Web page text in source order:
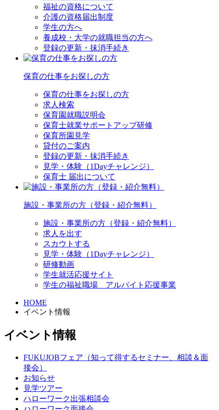
福祉の資格について
介護の資格届出制度
学生の方へ
養成校・大学の就職担当の方へ
登録の更新・抹消手続き
保育の仕事をお探しの方
保育の仕事をお探しの方
求人検索
保育園就職説明会
保育士就業サポートアップ研修
保育所園見学
貸付のご案内
登録の更新・抹消手続き
見学・体験（1Dayチャレンジ）
保育士 届出について
施設・事業所の方（登録・紹介無料）
施設・事業所の方（登録・紹介無料）
求人を出す
スカウトする
見学・体験（1Dayチャレンジ）
研修動画
学生就活応援サイト
学生の福祉職場 アルバイト応援事業
HOME
イベント情報
イベント情報
FUKUJOBフェア（知って得するセミナー、相談＆面
接会）
お知らせ
見学ツアー
ハローワーク出張相談会